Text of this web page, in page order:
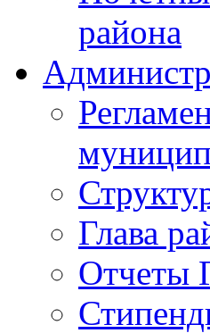
района
Глава
Отчеты